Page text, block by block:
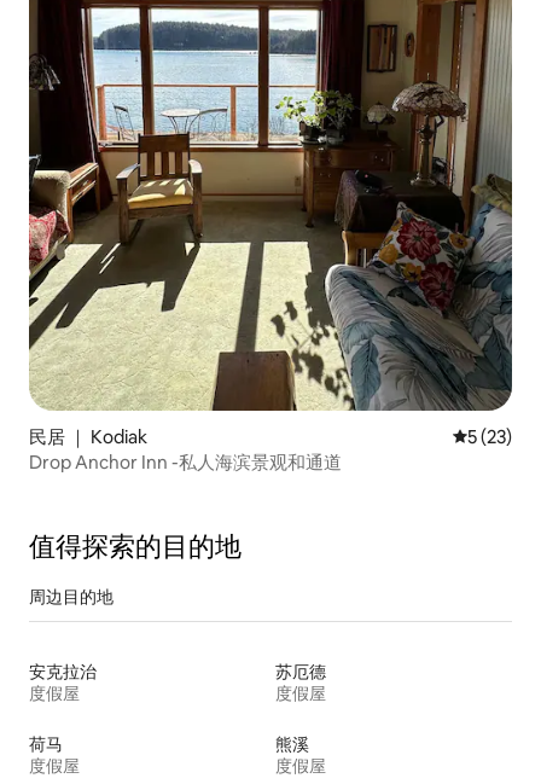
民居 ｜ Kodiak 平均评分
5 (23)
Drop Anchor Inn -私人海滨景观和通道
值得探索的目的地
周边目的地
安克拉治
度假屋
苏厄德
度假屋
荷马
度假屋
熊溪
度假屋